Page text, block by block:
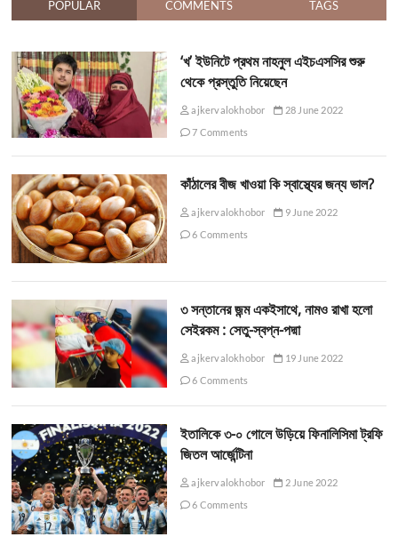
POPULAR COMMENTS TAGS
‘খ’ ইউনিটে প্রথম নাহনুল এইচএসসির শুরু
থেকে প্রস্তুতি নিয়েছেন
ajkervalokhobor
28 June 2022
7 Comments
কাঁঠালের বীজ খাওয়া কি স্বাস্থ্যের জন্য ভাল?
ajkervalokhobor
9 June 2022
6 Comments
৩ সন্তানের জন্ম একইসাথে, নামও রাখা হলো
সেইরকম : সেতু-স্বপ্ন-পদ্মা
ajkervalokhobor
19 June 2022
6 Comments
ইতালিকে ৩-০ গোলে উড়িয়ে ফিনালিসিমা ট্রফি
জিতল আর্জেন্টিনা
ajkervalokhobor
2 June 2022
6 Comments